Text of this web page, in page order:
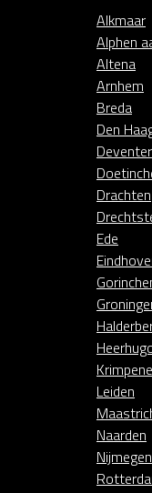
Alkmaar
Alphen
Altena
Arnhem
Breda
Den
Deventer
Drachten
Ede
Leiden
Naarden
Nijmegen